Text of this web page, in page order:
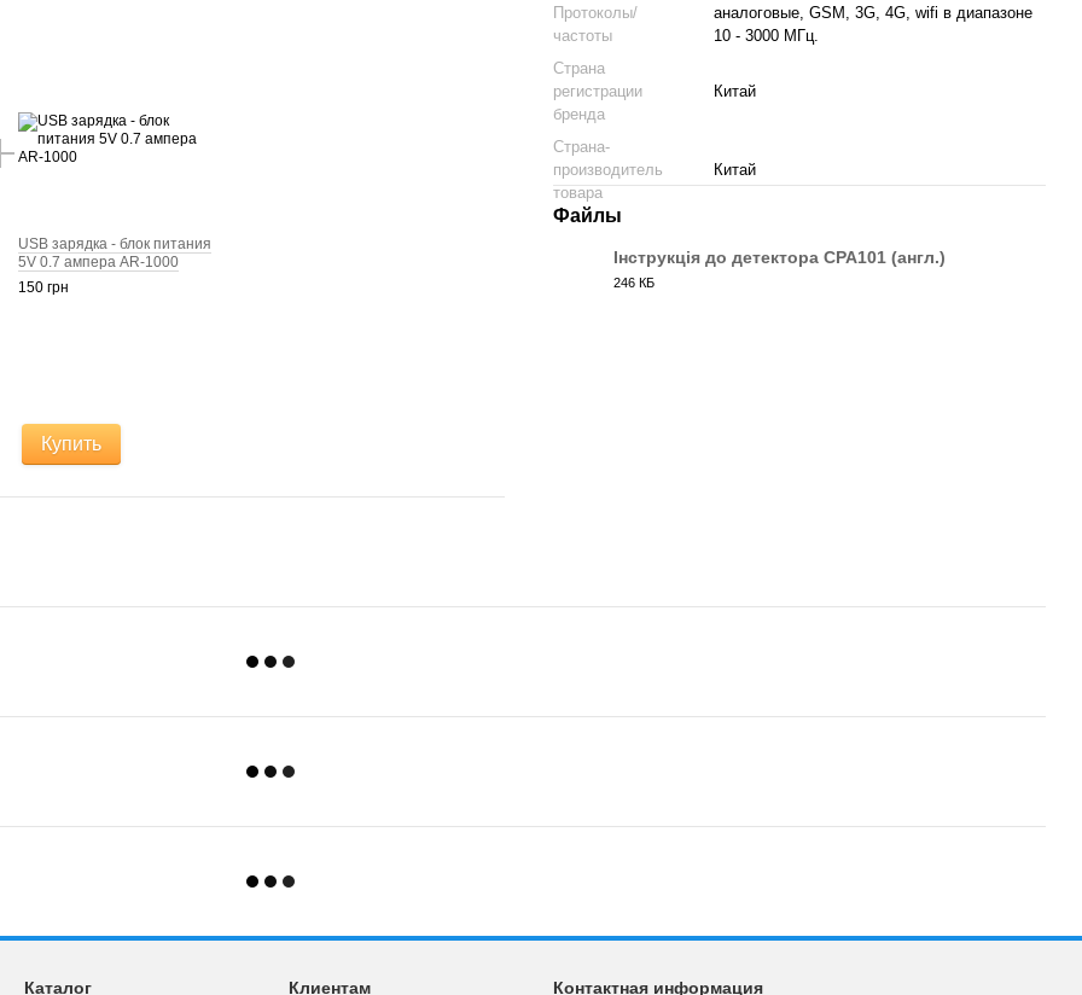
USB зарядка - блок питания
5V 0.7 ампера AR-1000
150 грн
Купить
Протоколы/
частоты
аналоговые, GSM, 3G, 4G, wifi в диапазоне
10 - 3000 МГц.
Страна
регистрации
бренда
Китай
Страна-
производитель
товара
Китай
Файлы
Інструкція до детектора CPA101 (англ.)
246 КБ
Каталог Клиентам Контактная информация